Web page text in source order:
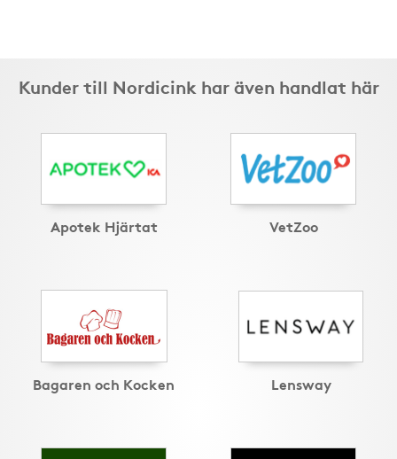
Kunder till Nordicink har även handlat här
Apotek Hjärtat VetZoo
Bagaren och Kocken Lensway